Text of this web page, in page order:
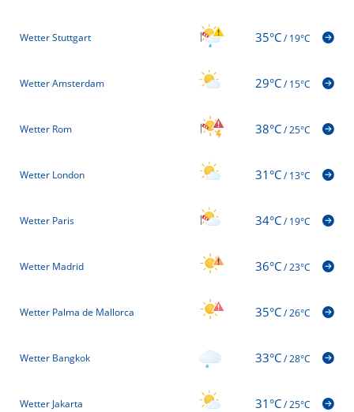
Wetter Stuttgart 35°C/19°C
Wetter Amsterdam 29°C/15°C
Wetter Rom 38°C/25°C
Wetter London 31°C/13°C
Wetter Paris 34°C/19°C
Wetter Madrid 36°C/23°C
Wetter Palma de Mallorca 35°C/26°C
Wetter Bangkok 33°C/28°C
Wetter Jakarta 31°C/25°C